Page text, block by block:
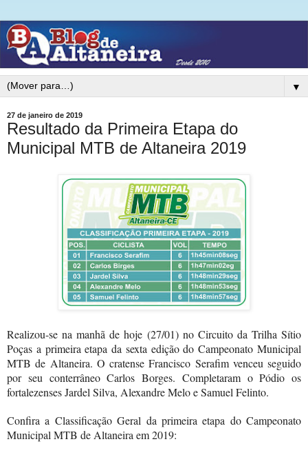
▼
27 de janeiro de 2019
Resultado da Primeira Etapa do
Municipal MTB de Altaneira 2019
Realizou-se na manhã de hoje (27/01) no Circuito da Trilha Sítio
Poças a primeira etapa da sexta edição do Campeonato Municipal
MTB de Altaneira. O cratense Francisco Serafim venceu seguido
por seu conterrâneo Carlos Borges. Completaram o Pódio os
fortalezenses Jardel Silva, Alexandre Melo e Samuel Felinto.
Confira a Classificação Geral da primeira etapa do Campeonato
Municipal MTB de Altaneira em 2019: